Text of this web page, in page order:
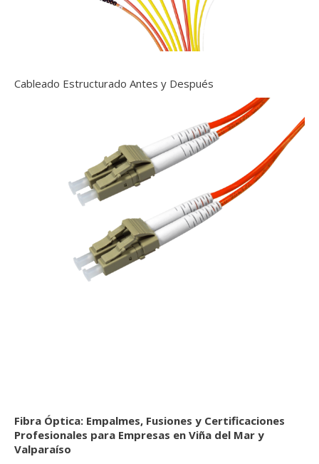
Cableado Estructurado Antes y Después
Fibra Óptica: Empalmes, Fusiones y Certificaciones
Profesionales para Empresas en Viña del Mar y
Valparaíso